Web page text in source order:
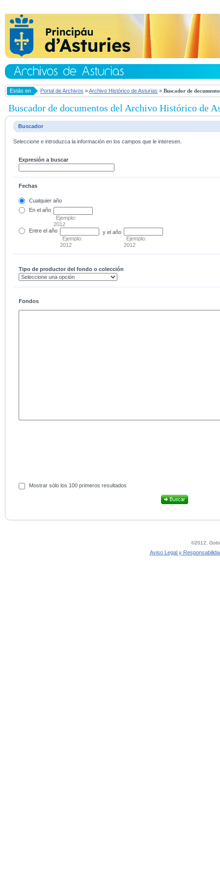
Estás en Portal de Archivos »Archivo Histórico de Asturias » Buscador de
Buscador de documentos del Archivo Histórico de
Buscador
Seleccione e introduzca la información en los campos que le interesen.
Expresión a buscar
Fechas
Cualquier año
En el año
Ejemplo:
2012
Entre el año
Ejemplo:
2012
y el año
Ejemplo:
2012
Tipo de productor del fondo o colección
Fondos
Mostrar sólo los 100 primeros resultados
©2012,
Aviso Legal y